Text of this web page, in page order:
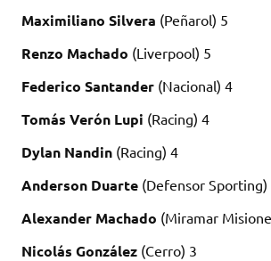
Maximiliano Silvera (Peñarol) 5
Renzo Machado (Liverpool) 5
Federico Santander (Nacional) 4
Tomás Verón Lupi (Racing) 4
Dylan Nandin (Racing) 4
Anderson Duarte (Defensor Sporting)
Alexander Machado (Miramar
Nicolás González (Cerro) 3